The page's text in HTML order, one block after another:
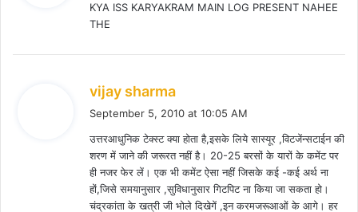
s
KYA ISS KARYAKRAM MAIN LOG PRESENT NAHEE
THE
vijay sharma
a
s
September 5, 2010 at 10:05 AM
उत्तरआधुनिक टेक्स्ट क्या होता है,इसके लिये सास्यूर ,विटजेंन्सटाईन की
शरण में जाने की जरूरत नहीं है। 20-25 बरसों के यारों के कमेंट पर
ही नजर फेर लें। एक भी कमेंट ऐसा नहीं जिसके कई -कई अर्थ ना
हों,जिसे समयानुसार ,सुविधानुसार गिटपिट ना किया जा सकता हो।
चंद्रकांता के खत्री जी भोले दिखेगें ,इन करमजरूआओं के आगे। हर